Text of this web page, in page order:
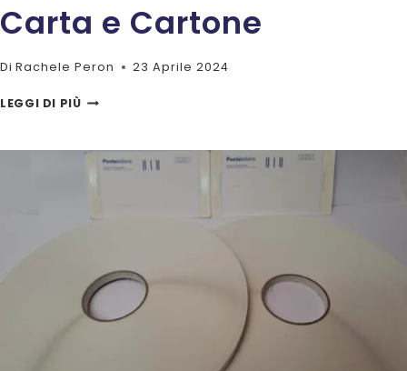
Carta e Cartone
Di Rachele Peron 23 Aprile 2024
LEGGI DI PIÙIL
DALL’ALTA
RESISTENZA
CARTONE